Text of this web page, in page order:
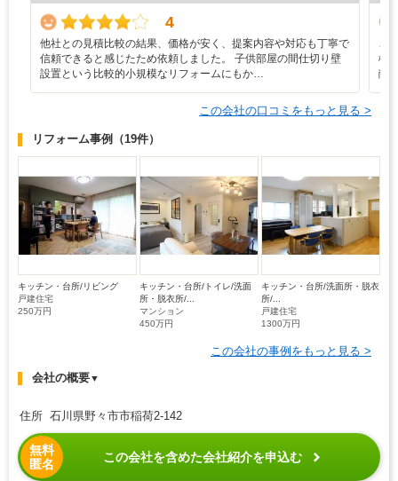
4
他社との見積比較の結果、価格が安く、提案内容や対応も丁寧で
信頼できると感じたため依頼しました。 子供部屋の間仕切り壁
設置という比較的小規模なリフォームにもか…
こ
様
敵
この会社の口コミをもっと見る >
リフォーム事例 （19件）
キッチン・台所/リビング
戸建住宅
250万円
キッチン・台所/トイレ/洗面
所・脱衣所/...
マンション
450万円
キッチン・台所/洗面所・脱衣
所/...
戸建住宅
1300万円
この会社の事例をもっと見る >
会社の概要▼
住所 石川県野々市市稲荷2-142
無料
匿名
この会社を含めた会社紹介を申込む